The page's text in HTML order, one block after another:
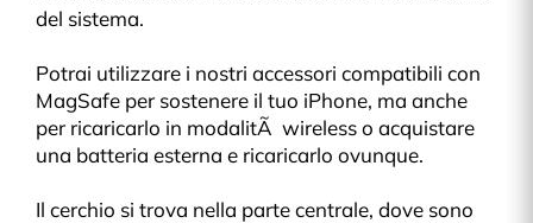
del sistema.
Potrai utilizzare i nostri accessori compatibili con
MagSafe per sostenere il tuo iPhone, ma anche
per ricaricarlo in modalitÃ wireless o acquistare
una batteria esterna e ricaricarlo ovunque.
Il cerchio si trova nella parte centrale, dove sono